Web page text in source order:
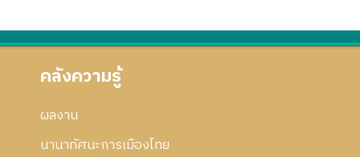
คลังความรู้
ผลงาน
นานาทัศนะการเมืองไทย